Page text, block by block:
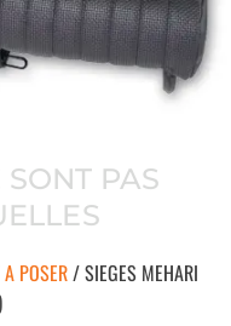
SONT PAS
POSER/ SIEGES MEHARI